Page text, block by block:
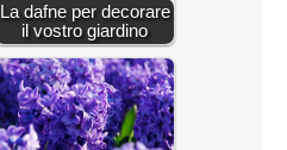
La dafne per decorare
il vostro giardino